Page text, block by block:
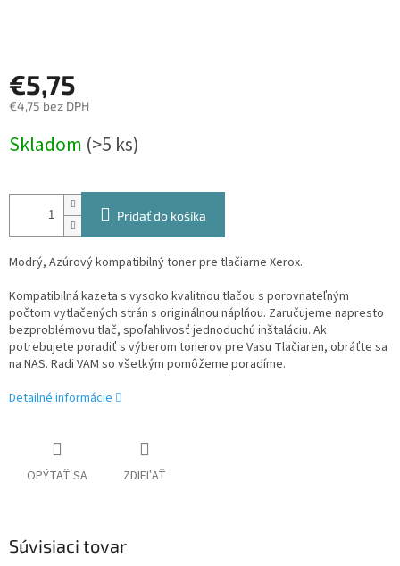
€5,75
€4,75 bez DPH
cena:
Skladom (>5 ks)
Pridať do košíka
Modrý, Azúrový kompatibilný toner pre tlačiarne Xerox.
Kompatibilná kazeta s vysoko kvalitnou tlačou s porovnateľným
počtom vytlačených strán s originálnou náplňou. Zaručujeme napresto
bezproblémovu tlač, spoľahlivosť jednoduchú inštaláciu. Ak
potrebujete poradiť s výberom tonerov pre Vasu Tlačiaren, obráťte sa
na NAS. Radi VAM so všetkým pomôžeme poradíme.
Detailné informácie
OPÝTAŤ SA ZDIEĽAŤ
Súvisiaci tovar